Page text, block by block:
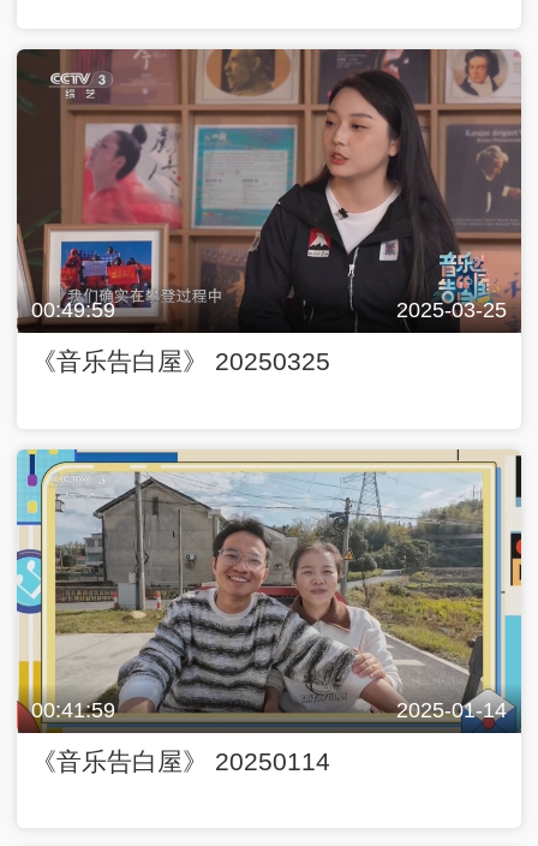
00:49:59 2025-03-25
《音乐告白屋》 20250325
00:41:59 2025-01-14
《音乐告白屋》 20250114